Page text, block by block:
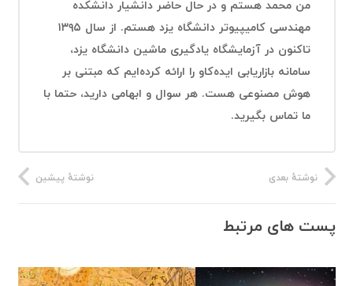
من محمد هستم و در حال حاضر دانشیار دانشکده
مهندسی کامیپیوتر دانشگاه یزد هستم. از سال ۱۳۹۵
تاکنون در آزمایشگاه یادگیری ماشین دانشگاه یزد،
سامانه بازاریابی ایده‌کاو را ارائه کرده‌ایم که مبتنی بر
هوش مصنوعی هست. هر سوال و ابهامی دارید، حتما با
ما تماس بگیرید.
نوشتهٔ پیشین نوشتهٔ بعدی
پست های مرتبط